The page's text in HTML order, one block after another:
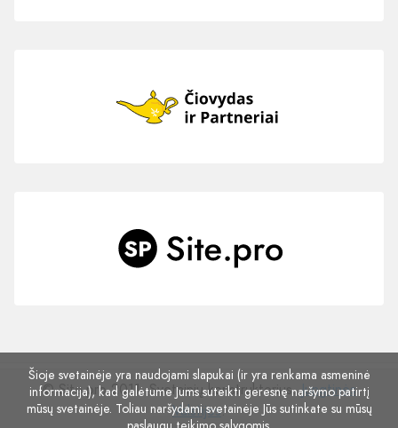
© Site.pro 2011. Svetainių konstruktorius.Jungtinės
Valstijos.
Šioje svetainėje yra naudojami slapukai (ir yra renkama asmeninė
informacija), kad galėtume Jums suteikti geresnę naršymo patirtį
mūsų svetainėje. Toliau naršydami svetainėje Jūs sutinkate su mūsų